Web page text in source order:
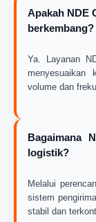
Apakah NDE
berkembang?
Ya. Layanan
menyesuaikan
volume dan
Bagaimana
logistik?
Melalui
sistem
stabil dan